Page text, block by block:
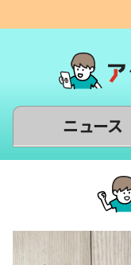
ニュース